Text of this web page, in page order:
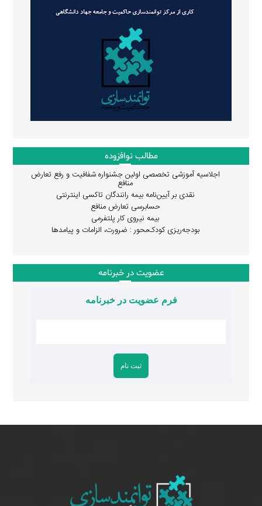
مطالب نوافزوده
اجلاسیه آموزشی تخصصی اولین جشنواره شفافیت و رفع تعارض
منافع
نقدی بر آیین‌نامه بیمه رانندگان تاکسی اینترنتی
حسابرسی تعارض منافع
بیمه نیروی کار پلتفرمی
بودجه‌ریزی کودک‌محور : ضرورت، الزامات و پیامدها
عضویت در خبرنامه
فرم عضویت در خبرنامه